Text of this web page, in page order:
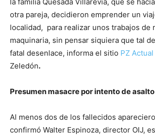
otra pareja, decidieron emprender un
localidad, para realizar unos trabajos de
maquinaria, sin pensar siquiera que tal
fatal desenlace, informa el sitio PZ Actual
Zeledón.
Presumen masacre por intento de asalto
Al menos dos de los fallecidos
confirmó Walter Espinoza, director OIJ,